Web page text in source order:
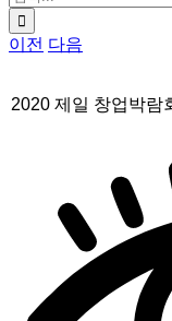
색:
이전 다음
2020 제일 창업박람